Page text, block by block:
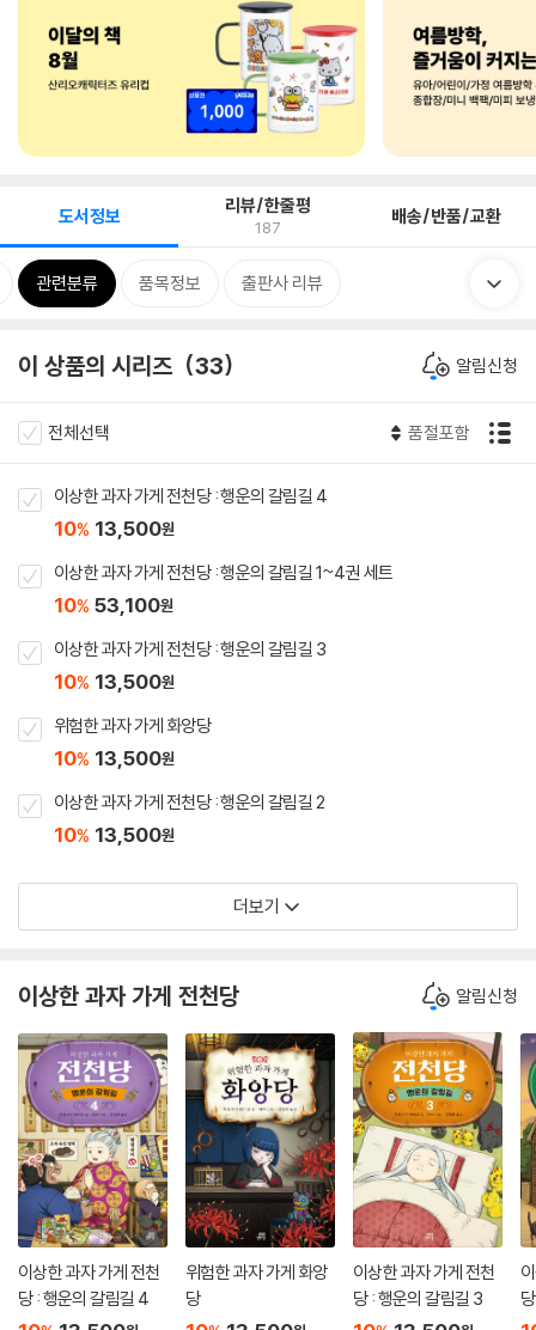
도서정보 리뷰/한줄평
187 배송/반품/교환
관련분류 품목정보 출판사 리뷰
이 상품의 시리즈 33 알림신청
전체선택 품절포함
이상한 과자 가게 전천당 : 행운의 갈림길 4
10% 13,500원
이상한 과자 가게 전천당 : 행운의 갈림길 1~4권 세트
10% 53,100원
이상한 과자 가게 전천당 : 행운의 갈림길 3
10% 13,500원
위험한 과자 가게 화앙당
10% 13,500원
이상한 과자 가게 전천당 : 행운의 갈림길 2
10% 13,500원
더보기
이상한 과자 가게 전천당 알림신청
이상한 과자 가게 전천
당 : 행운의 갈림길 4
위험한 과자 가게 화앙
당
이상한 과자 가게 전천
당 : 행운의 갈림길 3